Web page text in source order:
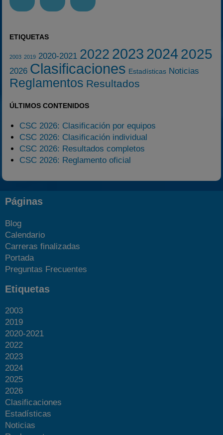
ETIQUETAS
2003 2019 2020-2021 2022 2023 20242025
2026 Clasificaciones Estadísticas Noticias
Reglamentos Resultados
ÚLTIMOS CONTENIDOS
CSC 2026: Clasificación por equipos
CSC 2026: Clasificación individual
CSC 2026: Resultados completos
CSC 2026: Reglamento oficial
Páginas
Blog
Calendario
Carreras finalizadas
Portada
Preguntas Frecuentes
Etiquetas
2003
2019
2020-2021
2022
2023
2024
2025
2026
Clasificaciones
Estadísticas
Noticias